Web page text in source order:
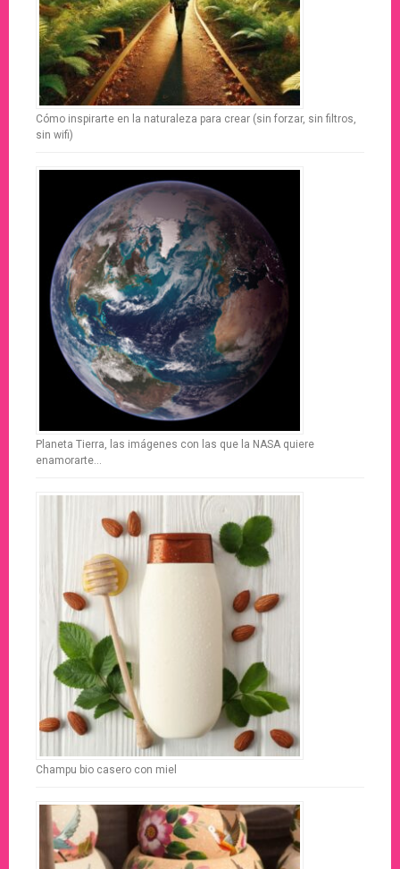
Cómo inspirarte en la naturaleza para crear (sin forzar, sin filtros,
sin wifi)
Planeta Tierra, las imágenes con las que la NASA quiere
enamorarte…
Champu bio casero con miel